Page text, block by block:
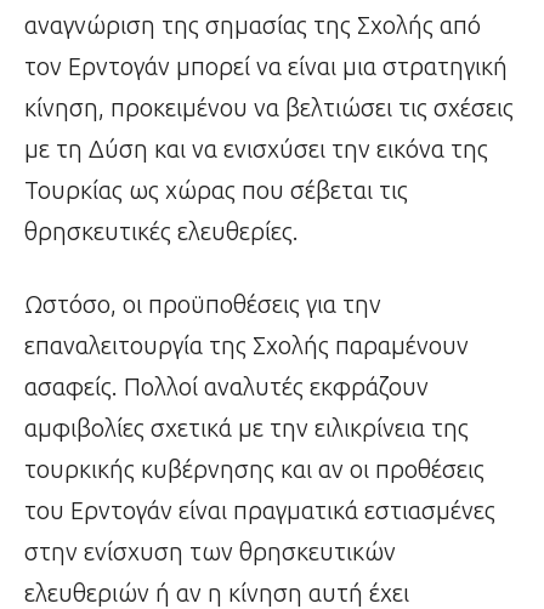
αναγνώριση της σημασίας της Σχολής από
τον Ερντογάν μπορεί να είναι μια στρατηγική
κίνηση, προκειμένου να βελτιώσει τις σχέσεις
με τη Δύση και να ενισχύσει την εικόνα της
Τουρκίας ως χώρας που σέβεται τις
θρησκευτικές ελευθερίες.
Ωστόσο, οι προϋποθέσεις για την
επαναλειτουργία της Σχολής παραμένουν
ασαφείς. Πολλοί αναλυτές εκφράζουν
αμφιβολίες σχετικά με την ειλικρίνεια της
τουρκικής κυβέρνησης και αν οι προθέσεις
του Ερντογάν είναι πραγματικά εστιασμένες
στην ενίσχυση των θρησκευτικών
ελευθεριών ή αν η κίνηση αυτή έχει